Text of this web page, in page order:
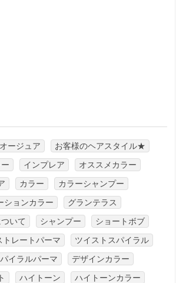
ージュア
お客様のヘアスタイル★
インプレア
オススメカラー
カラー
カラーシャンプー
ションカラー
グランテラス
いて
シャンプー
ショートボブ
トレートパーマ
ツイストスパイラル
イラルパーマ
デザインカラー
ハイトーン
ハイトーンカラー